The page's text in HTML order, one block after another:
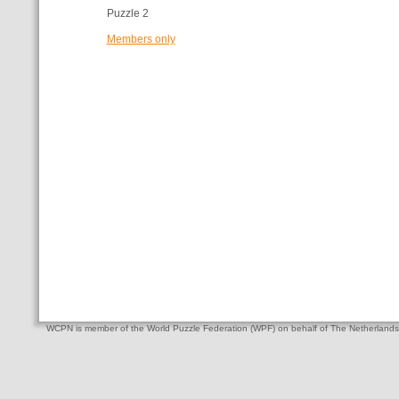
Puzzle 2
Members only
WCPN is member of the World Puzzle Federation (WPF) on behalf of The